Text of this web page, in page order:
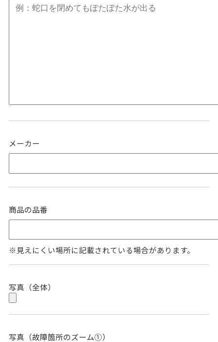
メーカー
商品の品番
※見えにくい場所に記載されている場合があります。
写真（全体）
写真（故障箇所のズーム①）